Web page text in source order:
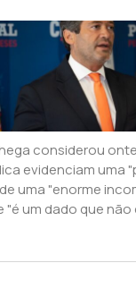
considerou
evidenciam uma
uma "enorme
"é um dado que não